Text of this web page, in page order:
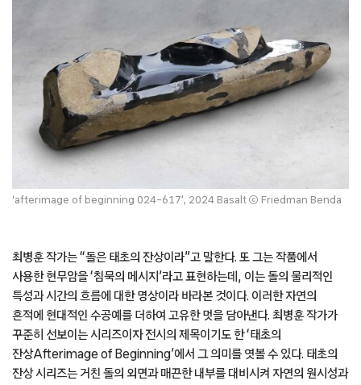
‘afterimage of beginning 024-617’, 2024 Basalt ⓒ Friedman Benda
최병훈 작가는 “돌은 태초의 잔상이라”고 말한다. 또 그는 작품에서
사용한 현무암을 ‘침묵의 메시지’라고 표현하는데, 이는 돌의 물리적인
특성과 시간의 흐름에 대한 명상이라 바라본 것이다. 이러한 자연의
흔적에 현대적인 수공예를 더하여 고유한 멋을 담아낸다. 최병훈 작가가
꾸준히 선보이는 시리즈이자 전시의 제목이기도 한 ‘태초의
잔상Afterimage of Beginning’에서 그 의미를 엿볼 수 있다. 태초의
잔상 시리즈는 거친 돌의 외면과 매끈한 내부를 대비시켜 자연의 원시성과